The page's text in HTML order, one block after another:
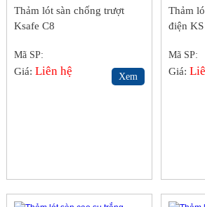
Thảm lót sàn chống trượt
Ksafe C8
Mã SP:
Giá:Liên hệ Xem
Thảm
điện KS
Mã SP:
Giá: